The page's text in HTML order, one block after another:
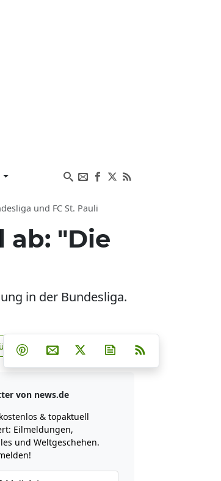
und FC St. Pauli
ab: "Die
in der Bundesliga.
hinzufügen
Teilen auf Facebook
Teilen auf Whatsapp
Teilen auf Telegram
Teilen auf Pinterest
Per E-Mail teilen
Post auf XNewsletter
von news.de
& topaktuell
Eilmeldungen,
und Weltgeschehen.